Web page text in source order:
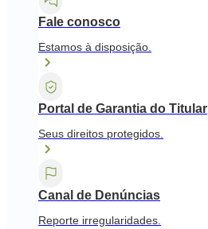
Fale conosco
Estamos à disposição.
Portal de Garantia do Titular
Seus direitos protegidos.
Canal de Denúncias
Reporte irregularidades.